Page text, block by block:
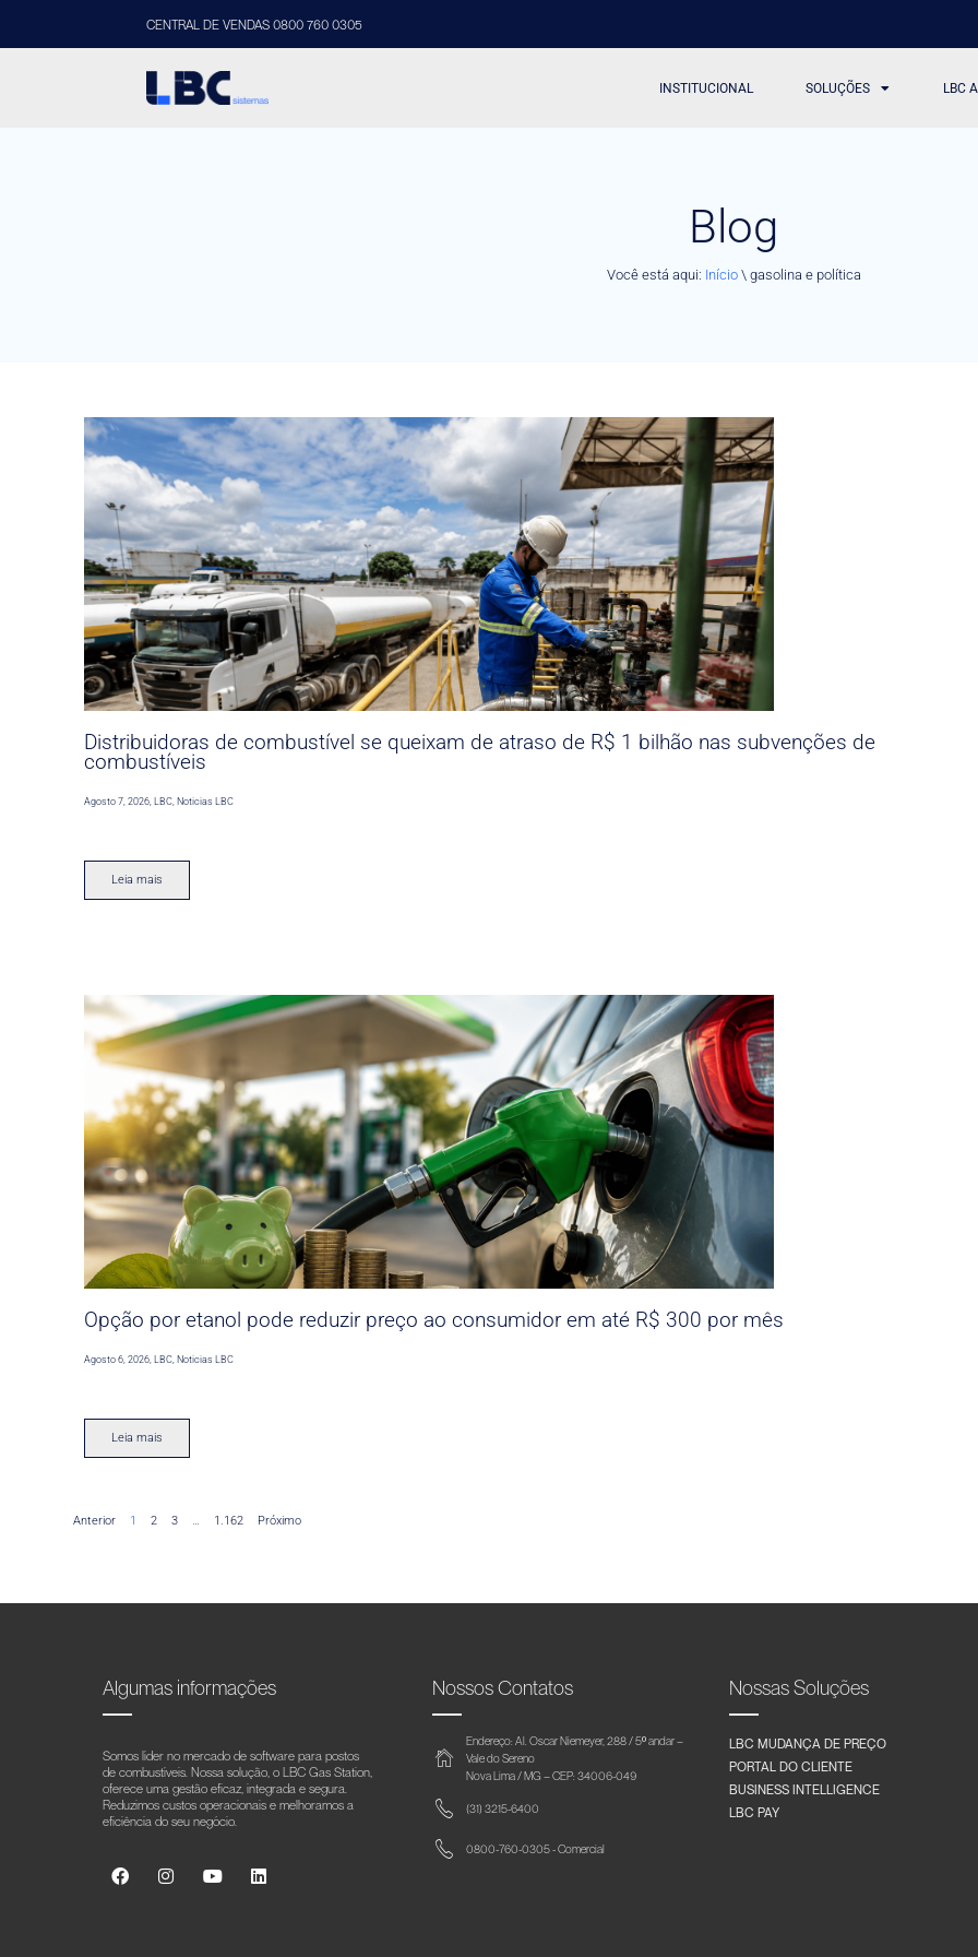
CENTRAL DE VENDAS 0800 760 0305
INSTITUCIONAL SOLUÇÕES LBC
Blog
Você está aqui: Início\ gasolina e política
Distribuidoras de combustível se queixam de atraso de R$ 1 bilhão nas subvenções de
combustíveis
Agosto 7, 2026,LBC,Noticias LBC
Leia mais
Opção por etanol pode reduzir preço ao consumidor em até R$ 300 por mês
Agosto 6, 2026 ,LBC Noticias LBC
Leia mais
Anterior 1 2 3 … 1.162 Próximo
Algumas informações
Somos líder no mercado de software para postos
de combustíveis. Nossa solução, o LBC Gas Station,
oferece uma gestão eficaz, integrada e segura.
Reduzimos custos operacionais e melhoramos a
eficiência do seu negócio.
Nossos Contatos
Endereço: Al. Oscar Niemeyer, 288 / 5º andar –
Vale do Sereno
Nova Lima / MG – CEP: 34006-049
(31) 3215-6400
0800-760-0305 - Comercial
Nossas Soluções
LBC MUDANÇA DE PREÇO
PORTAL DO CLIENTE
BUSINESS INTELLIGENCE
LBC PAY